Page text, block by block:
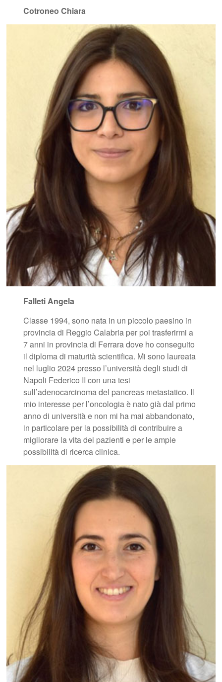
Cotroneo Chiara
Falleti Angela
Classe 1994, sono nata in un piccolo paesino in
provincia di Reggio Calabria per poi trasferirmi a
7 anni in provincia di Ferrara dove ho conseguito
il diploma di maturità scientifica. Mi sono laureata
nel luglio 2024 presso l’università degli studi di
Napoli Federico II con una tesi
sull’adenocarcinoma del pancreas metastatico. Il
mio interesse per l’oncologia è nato già dal primo
anno di università e non mi ha mai abbandonato,
in particolare per la possibilità di contribuire a
migliorare la vita dei pazienti e per le ampie
possibilità di ricerca clinica.